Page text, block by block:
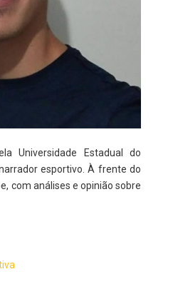
Universidade Estadual do
esportivo. À frente do
com análises e opinião sobre